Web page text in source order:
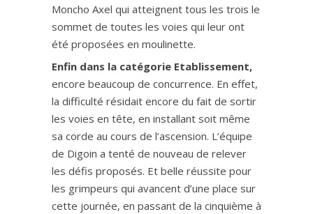
Moncho Axel qui atteignent tous les trois le
sommet de toutes les voies qui leur ont
été proposées en moulinette.
Enfin dans la catégorie Etablissement,
encore beaucoup de concurrence. En effet,
la difficulté résidait encore du fait de sortir
les voies en tête, en installant soit même
sa corde au cours de l’ascension. L’équipe
de Digoin a tenté de nouveau de relever
les défis proposés. Et belle réussite pour
les grimpeurs qui avancent d’une place sur
cette journée, en passant de la cinquième à